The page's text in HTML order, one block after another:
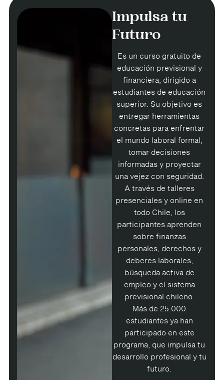
Impulsa tu
Futuro
Es un curso gratuito de
educación previsional y
financiera, dirigido a
estudiantes de educación
superior. Su objetivo es
entregar herramientas
concretas para enfrentar
el mundo laboral formal,
tomar decisiones
informadas y proyectar
una vejez con seguridad.
A través de talleres
presenciales y online en
todo Chile, los
participantes aprenden
sobre finanzas
personales, derechos y
deberes laborales,
búsqueda activa de
empleo y el sistema
previsional chileno.
Más de 25.000
estudiantes ya han
participado en este
programa, que impulsa tu
desarrollo profesional y tu
futuro.